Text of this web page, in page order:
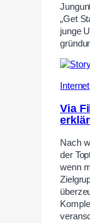
„Get
junge
Internet
Via
Nach
der
wenn